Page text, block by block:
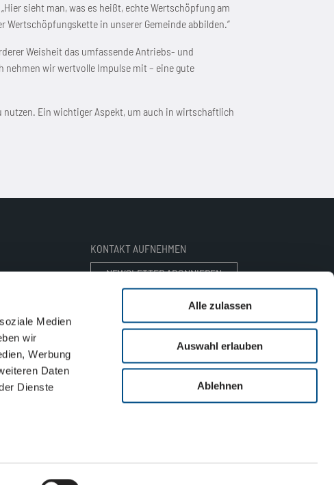
Medien
wir
Werbung
Daten
Dienste
Alle zulassen
Auswahl erlauben
Ablehnen
sieht man, was es heißt, echte Wertschöpfung am
in unserer Gemeinde abbilden.“
Weisheit das umfassende Antriebs- und
wir wertvolle Impulse mit – eine gute
Ein wichtiger Aspekt, um auch in wirtschaftlich
KONTAKT AUFNEHMEN
NEWSLETTER ABONNIEREN
ANSPRECHPARTNER FINDEN
E-MAIL SENDEN